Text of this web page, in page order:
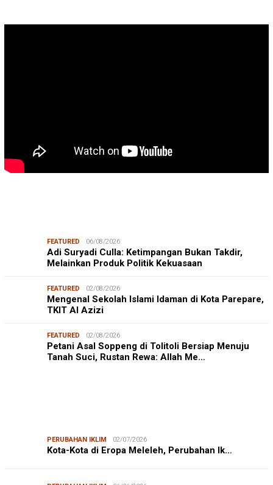
FEATURED 06/08/2026
Adi Suryadi Culla: Ketimpangan Bukan Takdir,
Melainkan Produk Politik Kekuasaan
FEATURED 02/08/2026
Mengenal Sekolah Islami Idaman di Kota Parepare,
TKIT Al Azizi
FEATURED 02/08/2026
Petani Asal Soppeng di Tolitoli Bersiap Menuju
Tanah Suci, Rustan Rewa: Allah Me…
PERUBAHAN IKLIM 02/07/2026
Kota-Kota di Eropa Meleleh, Perubahan Ik…